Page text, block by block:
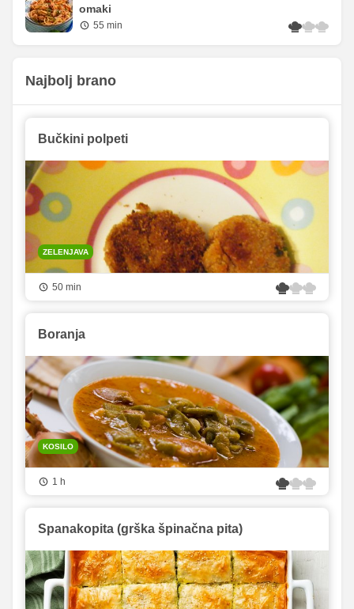
omaki
55 min
Najbolj brano
Bučkini polpeti
ZELENJAVA
50 min
Boranja
KOSILO
1 h
Spanakopita (grška špinačna pita)